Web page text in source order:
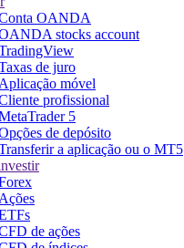
OANDA
stocks account
de juro
Aplicação móvel
profissional
5
de depósito
a aplicação ou o MT5
Ações
de ações